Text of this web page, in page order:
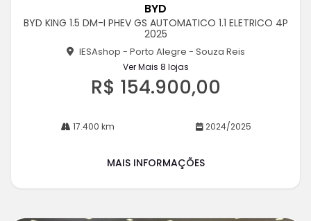
rtil
BYD
BYD KING 1.5 DM-I PHEV GS AUTOMATICO 1.1 ELETRICO 4P
2025
IESAshop - Porto Alegre - Souza Reis
Ver Mais 8 lojas
R$ 154.900,00
17.400 km 2024/2025
MAIS INFORMAÇÕES